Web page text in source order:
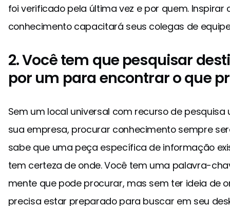
foi verificado pela última vez e por quem. Inspirar
conhecimento capacitará seus colegas de
2. Você tem que pesquisar
por um para encontrar o que
Sem um local universal com recurso de
sua empresa, procurar conhecimento sempre
sabe que uma peça específica de informação
tem certeza de onde. Você tem uma palavra-
mente que pode procurar, mas sem ter ideia de
precisa estar preparado para buscar em seu